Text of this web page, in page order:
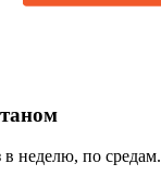
в неделю, по средам.